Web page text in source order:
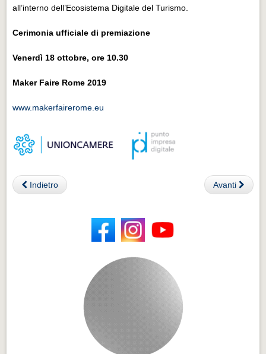
all’interno dell’Ecosistema Digitale del Turismo.
Cerimonia ufficiale di premiazione
Venerdì 18 ottobre, ore 10.30
Maker Faire Rome 2019
www.makerfairerome.eu
Indietro Avanti